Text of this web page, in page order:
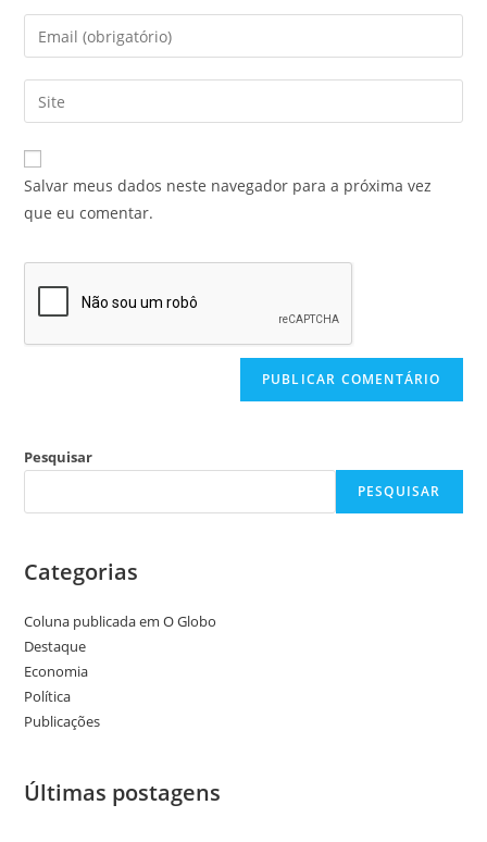
Salvar meus dados neste navegador para a próxima vez
que eu comentar.
Pesquisar
PESQUISAR
Categorias
Coluna publicada em O Globo
Destaque
Economia
Política
Publicações
Últimas postagens